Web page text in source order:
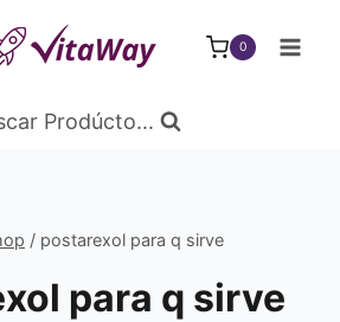
0
Prodúcto...
/ postarexol para q sirve
para q sirve